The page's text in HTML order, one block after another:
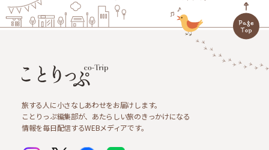
旅する人に小さなしあわせをお届けします。
ことりっぷ編集部が、あたらしい旅のきっかけになる
情報を毎日配信するWEBメディアです。